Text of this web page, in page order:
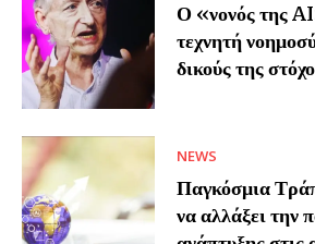
Ο «νονός της
τεχνητή
δικούς της
NEWS
Παγκόσμια
να αλλάξει την